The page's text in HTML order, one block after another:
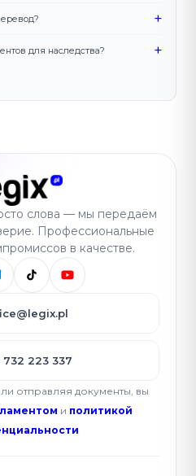
+
для наследства? +
слова — мы передаём
Профессиональные
в качестве.
732 223 337
отправляя документы, вы
и политикой